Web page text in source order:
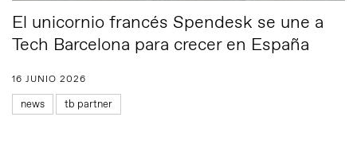
El unicornio francés Spendesk se une a
Tech Barcelona para crecer en España
16 JUNIO 2026
news tb partner